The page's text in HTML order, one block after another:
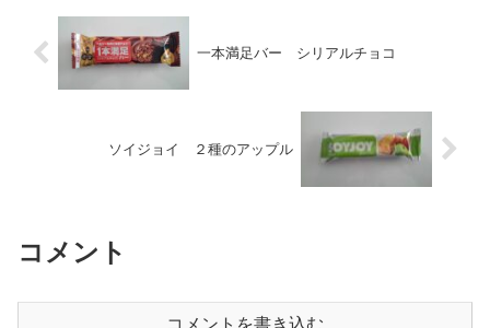
一本満足バー シリアルチョコ
ソイジョイ ２種のアップル
コメント